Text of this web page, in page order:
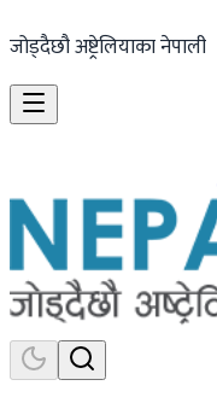
जोड्दैछौ अष्ट्रेलियाका नेपाली